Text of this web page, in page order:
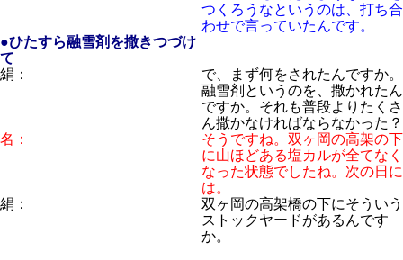
つくろうなというのは、打ち合
わせで言っていたんです。
●ひたすら融雪剤を撒きつづけ
て
絹：
で、まず何をされたんですか。
融雪剤というのを、撒かれたん
ですか。それも普段よりたくさ
ん撒かなければならなかった？
名：
そうですね。双ヶ岡の高架の下
に山ほどある塩カルが全てなく
なった状態でしたね。次の日に
は。
絹：
双ヶ岡の高架橋の下にそういう
ストックヤードがあるんです
か。